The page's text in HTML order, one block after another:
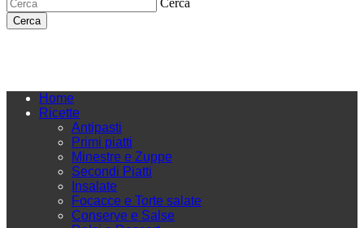
Cerca
Home
Ricette
Antipasti
Primi piatti
Minestre e Zuppe
Secondi Piatti
Insalate
Focacce e Torte salate
Conserve e Salse